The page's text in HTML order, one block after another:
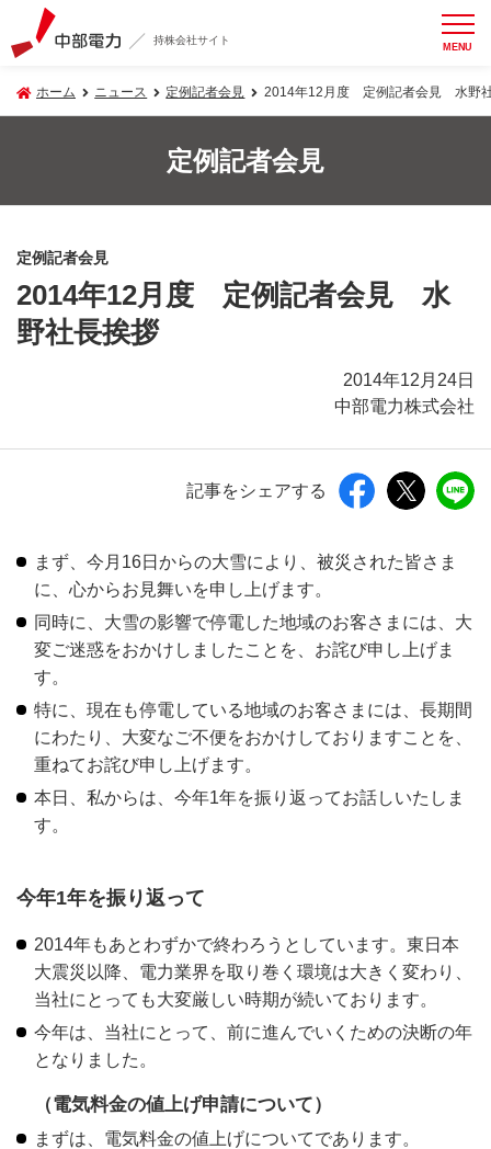
持株会社サイト MENU
ホーム ニュース 定例記者会見 2014年12月度 定例記者会見 水野
定例記者会見
定例記者会見
2014年12月度 定例記者会見 水
野社長挨拶
2014年12月24日
中部電力株式会社
記事をシェアする
まず、今月16日からの大雪により、被災された皆さま
に、心からお見舞いを申し上げます。
同時に、大雪の影響で停電した地域のお客さまには、大
変ご迷惑をおかけしましたことを、お詫び申し上げま
す。
特に、現在も停電している地域のお客さまには、長期間
にわたり、大変なご不便をおかけしておりますことを、
重ねてお詫び申し上げます。
本日、私からは、今年1年を振り返ってお話しいたしま
す。
今年1年を振り返って
2014年もあとわずかで終わろうとしています。東日本
大震災以降、電力業界を取り巻く環境は大きく変わり、
当社にとっても大変厳しい時期が続いております。
今年は、当社にとって、前に進んでいくための決断の年
となりました。
（電気料金の値上げ申請について）
まずは、電気料金の値上げについてであります。